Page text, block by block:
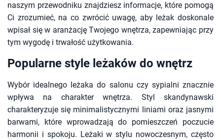
naszym przewodniku znajdziesz informacje, które pomogą
Ci zrozumieć, na co zwrócić uwagę, aby leżak doskonale
wpisał się w aranżację Twojego wnętrza, zapewniając przy
tym wygodę i trwałość użytkowania.
Popularne style leżaków do wnętrz
Wybór idealnego leżaka do salonu czy sypialni znacznie
wpływa na charakter wnętrza. Styl skandynawski
charakteryzuje się minimalistycznymi liniami oraz jasnymi
barwami, które wprowadzają do pomieszczeń poczucie
harmonii i spokoju. Leżaki w stylu nowoczesnym, często